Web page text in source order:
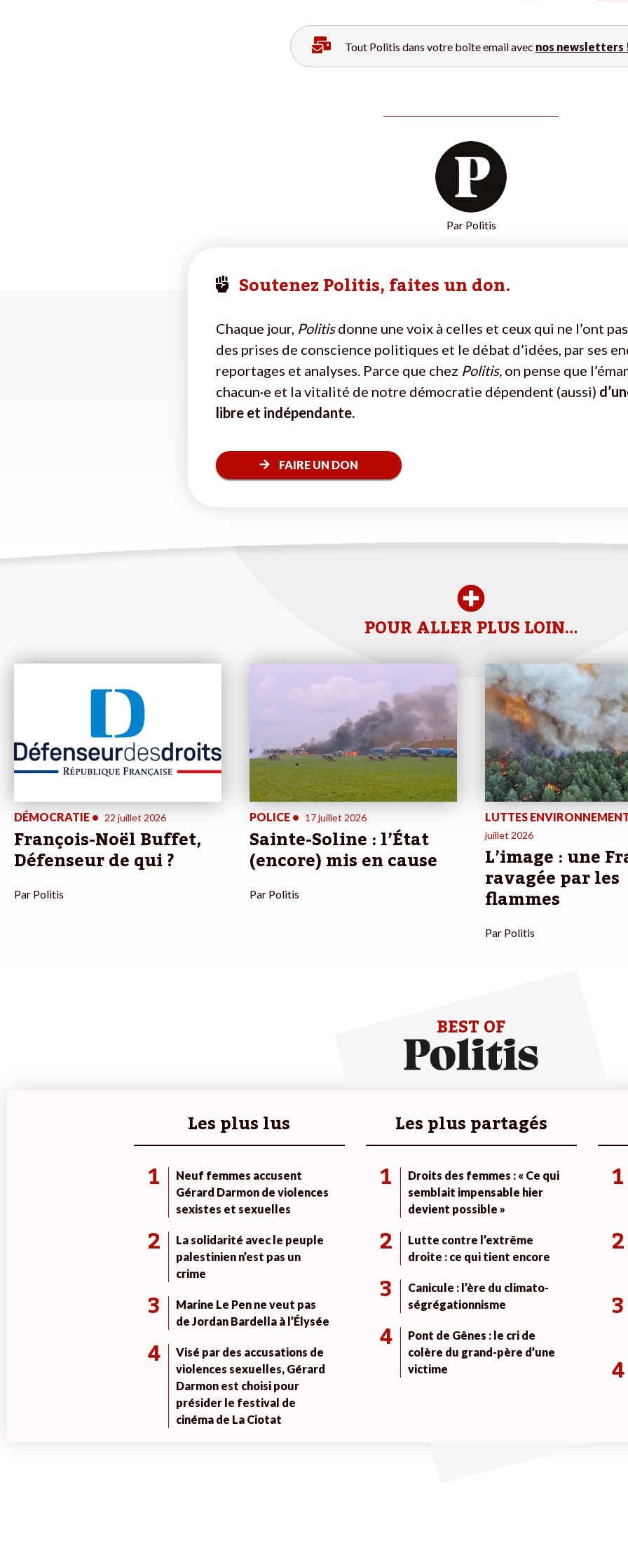
Tout Politis dans votre boîte email avec nos newsletters
Par Politis
Soutenez Politis, faites un don.
Chaque jour, Politisdonne une voix à celles et ceux qui ne l’ont
des prises de conscience politiques et le débat d’idées, par ses
reportages et analyses. Parce que chez Politis, on pense que
chacun·e et la vitalité de notre démocratie dépendent (aussi)
libre et indépendante.
FAIRE UN DON
POUR ALLER PLUS LOIN…
DÉMOCRATIE • 22 juillet 2026
François-Noël Buffet,
Défenseur de qui ?
Par Politis
POLICE • 17 juillet 2026
Sainte-Soline : l’État
(encore) mis en cause
Par Politis
LUTTES
juillet 2026
L’image : une
ravagée par les
flammes
Par Politis
BEST OF
Les plus lus
1
Neuf femmes accusent
Gérard Darmon de violences
sexistes et sexuelles
2
La solidarité avec le peuple
palestinien n’est pas un
crime
3
Marine Le Pen ne veut pas
de Jordan Bardella à l’Élysée
4
Visé par des accusations de
violences sexuelles, Gérard
Darmon est choisi pour
présider le festival de
cinéma de La Ciotat
Les plus partagés
1
Droits des femmes : « Ce qui
semblait impensable hier
devient possible »
2
Lutte contre l’extrême
droite : ce qui tient encore
3
Canicule : l’ère du climato-
ségrégationnisme
4
Pont de Gênes : le cri de
colère du grand-père d’une
victime
1
2
3
4